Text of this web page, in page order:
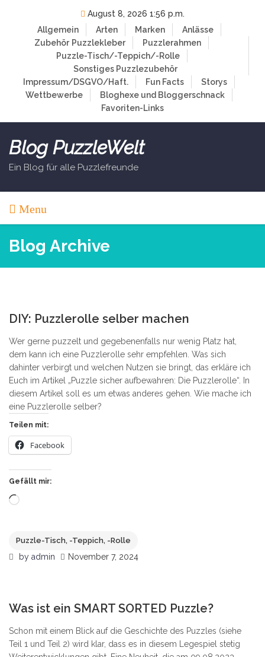
August 8, 2026 1:56 p.m.
Allgemein
Arten Marken
Anlässe
Zubehör Puzzlekleber
Puzzlerahmen
Puzzle-Tisch/-Teppich/-Rolle
Sonstiges Puzzlezubehör
Impressum/DSGVO/Haft.
Fun Facts
Storys
Wettbewerbe
Bloghexe und Bloggerschnack
Favoriten-Links
Blog PuzzleWelt
Ein Blog für alle Puzzlefreunde
Menu
Blog Archive
DIY: Puzzlerolle selber machen
Wer gerne puzzelt und gegebenenfalls nur wenig Platz hat,
dem kann ich eine Puzzlerolle sehr empfehlen. Was sich
dahinter verbirgt und welchen Nutzen sie bringt, das erkläre ich
Euch im Artikel „Puzzle sicher aufbewahren: Die Puzzlerolle“. In
diesem Artikel soll es um etwas anderes gehen. Wie mache ich
eine Puzzlerolle selber?
Teilen mit:
Facebook
Gefällt mir:
Wird
Puzzle-Tisch, -Teppich, -Rolle
by admin November 7, 2024
Was ist ein SMART SORTED Puzzle?
Schon mit einem Blick auf die Geschichte des Puzzles (siehe
Teil 1 und Teil 2) wird klar, dass es in diesem Legespiel stetig